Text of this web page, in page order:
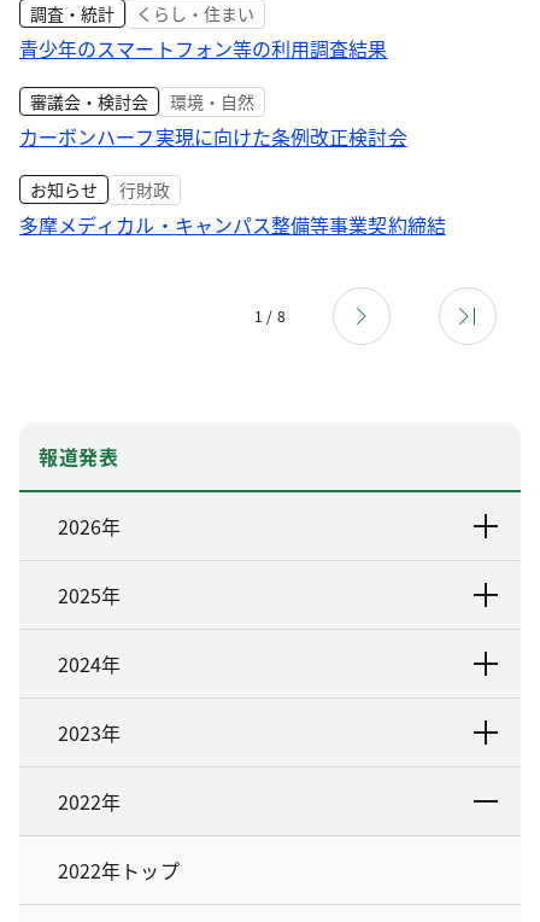
調査・統計 くらし・住まい
青少年のスマートフォン等の利用調査結果
審議会・検討会 環境・自然
カーボンハーフ実現に向けた条例改正検討会
お知らせ 行財政
多摩メディカル・キャンパス整備等事業契約締結
1 / 8
報道発表
2026年
2025年
2024年
2023年
2022年
2022年トップ